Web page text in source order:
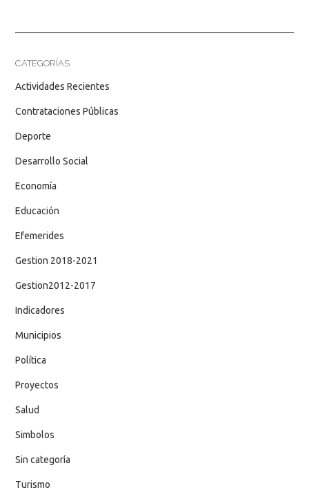
CATEGORÍAS
Actividades Recientes
Contrataciones Públicas
Deporte
Desarrollo Social
Economía
Educación
Efemerides
Gestion 2018-2021
Gestion2012-2017
Indicadores
Municipios
Política
Proyectos
Salud
Simbolos
Sin categoría
Turismo